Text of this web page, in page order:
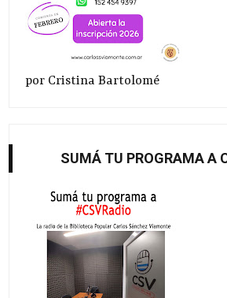
por Cristina Bartolomé
SUMÁ TU PROGRAMA A